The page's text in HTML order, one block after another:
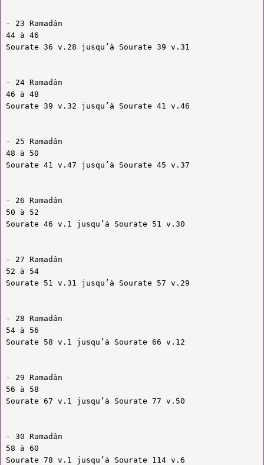
- 23 Ramadân
44 à 46
Sourate 36 v.28 jusqu’à Sourate 39 v.31
- 24 Ramadân
46 à 48
Sourate 39 v.32 jusqu’à Sourate 41 v.46
- 25 Ramadân
48 à 50
Sourate 41 v.47 jusqu’à Sourate 45 v.37
- 26 Ramadân
50 à 52
Sourate 46 v.1 jusqu’à Sourate 51 v.30
- 27 Ramadân
52 à 54
Sourate 51 v.31 jusqu’à Sourate 57 v.29
- 28 Ramadân
54 à 56
Sourate 58 v.1 jusqu’à Sourate 66 v.12
- 29 Ramadân
56 à 58
Sourate 67 v.1 jusqu’à Sourate 77 v.50
- 30 Ramadân
58 à 60
Sourate 78 v.1 jusqu’à Sourate 114 v.6